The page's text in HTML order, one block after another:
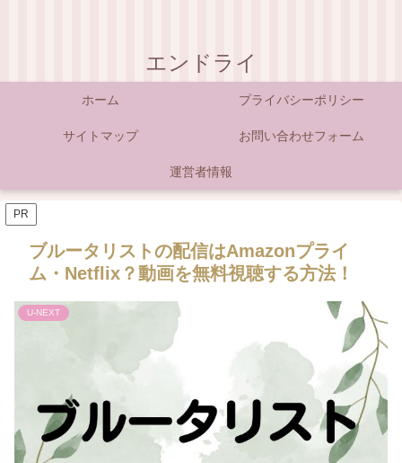
エンドライ
ホーム プライバシーポリシー
サイトマップ お問い合わせフォーム
運営者情報
PR
ブルータリストの配信はAmazonプライ
ム・Netflix？動画を無料視聴する方法！
U-NEXT